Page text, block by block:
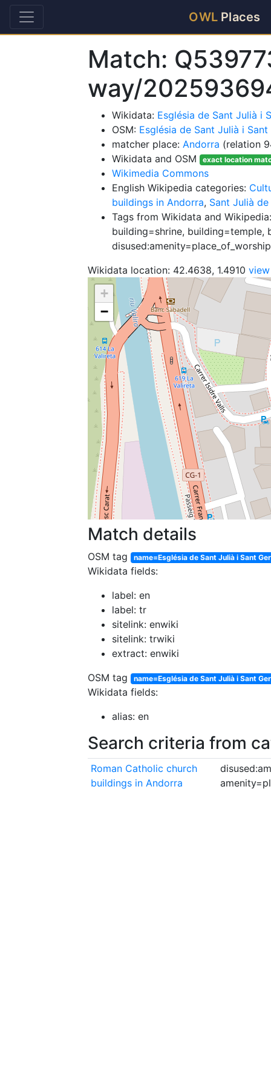
OWL Places
Match:
way/
Wikidata: Església de Sant Julià i
OSM: Església de Sant Julià i Sant
matcher place: Andorra (relation
Wikidata and OSM
exact location
Wikimedia Commons
English Wikipedia categories:
buildings in Andorra, Sant Julià
Tags from Wikidata and
building=shrine, building=temple,
Wikidata location: 42.4638, 1.4910
+
−
Match details
OSM tag name=Església de Sant Julià i Sant
Wikidata fields:
label: en
label: tr
sitelink: enwiki
sitelink: trwiki
extract: enwiki
OSM tag
name=Església de Sant Julià i Sant
Wikidata fields:
alias: en
Search criteria from
Roman Catholic church
buildings in Andorra